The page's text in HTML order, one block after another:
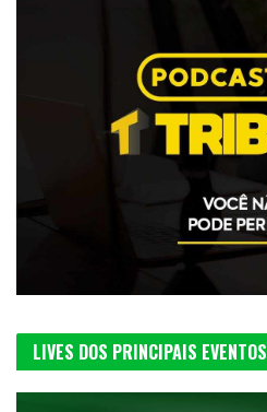
LIVES DOS PRINCIPAIS EVENTOS